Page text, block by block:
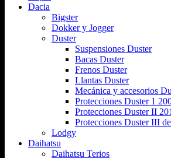
Dacia
Bigster
Dokker y Jogger
Duster
Suspensiones Duster
Bacas Duster
Frenos Duster
Llantas Duster
Mecánica y accesorios
Protecciones Duster 1
Protecciones Duster II
Protecciones Duster III
Lodgy
Daihatsu
Daihatsu Terios